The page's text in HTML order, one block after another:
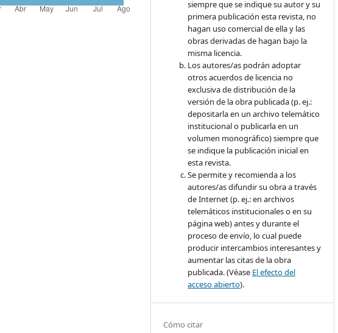
siempre que se indique su autor y su
primera publicación esta revista, no
hagan uso comercial de ella y las
obras derivadas de hagan bajo la
misma licencia.
Los autores/as podrán adoptar
otros acuerdos de licencia no
exclusiva de distribución de la
versión de la obra publicada (p. ej.:
depositarla en un archivo telemático
institucional o publicarla en un
volumen monográfico) siempre que
se indique la publicación inicial en
esta revista.
Se permite y recomienda a los
autores/as difundir su obra a través
de Internet (p. ej.: en archivos
telemáticos institucionales o en su
página web) antes y durante el
proceso de envío, lo cual puede
producir intercambios interesantes y
aumentar las citas de la obra
publicada. (Véase El efecto del
acceso abierto).
Cómo citar